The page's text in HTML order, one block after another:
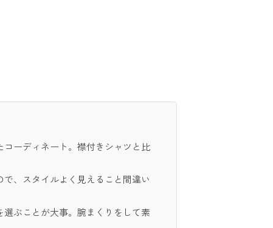
ーディネート。襟付きシャツと比
、スタイルよく見えること間違い
ぶことが大事。腕まくりをして素